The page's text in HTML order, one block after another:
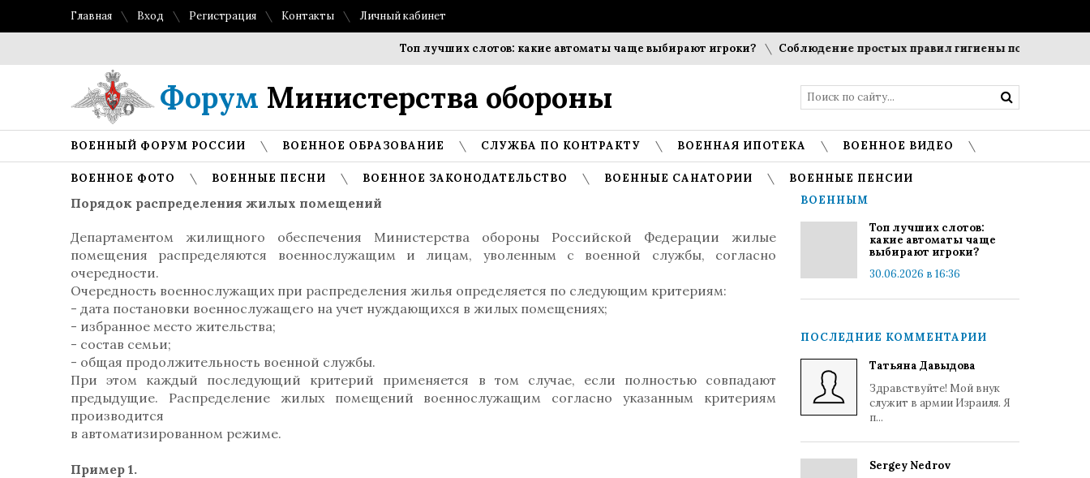
Главная Вход Регистрация Контакты Личный кабинет
Топ лучших слотов: какие автоматы чаще выбирают игроки? Соблюдение простых правил гигиены помогает
Форум Министерства обороны
ВОЕННЫЙ ФОРУМ РОССИИ ВОЕННОЕ ОБРАЗОВАНИЕ СЛУЖБА ПО КОНТРАКТУ ВОЕННАЯ ИПОТЕКА ВОЕННОЕ ВИДЕО
ВОЕННОЕ ФОТО ВОЕННЫЕ ПЕСНИ ВОЕННОЕ ЗАКОНОДАТЕЛЬСТВО ВОЕННЫЕ САНАТОРИИ ВОЕННЫЕ ПЕНСИИ
Порядок распределения жилых помещений
Департаментом жилищного обеспечения Министерства обороны Российской Федерации жилые
помещения распределяются военнослужащим и лицам, уволенным с военной службы, согласно
очередности.
Очередность военнослужащих при распределения жилья определяется по следующим критериям:
- дата постановки военнослужащего на учет нуждающихся в жилых помещениях;
- избранное место жительства;
- состав семьи;
- общая продолжительность военной службы.
При этом каждый последующий критерий применяется в том случае, если полностью совпадают
предыдущие. Распределение жилых помещений военнослужащим согласно указанным критериям
производится
в автоматизированном режиме.
Пример 1.
ВОЕННЫМ
Топ лучших слотов:
какие автоматы чаще
выбирают игроки?
30.06.2026 в 16:36
ПОСЛЕДНИЕ КОММЕНТАРИИ
Татьяна Давыдова
Здравствуйте! Мой внук
служит в армии Израиля. Я
п...
Sergey Nedrov